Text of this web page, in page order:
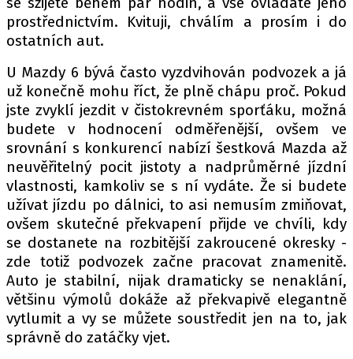
prostřednictvím. Kvituji, chválím a prosím i do
ostatních aut.
U Mazdy 6 bývá často vyzdvihován podvozek a já
už konečně mohu říct, že plně chápu proč. Pokud
jste zvyklí jezdit v čistokrevném sporťáku, možná
budete v hodnocení odměřenější, ovšem ve
srovnání s konkurencí nabízí šestková Mazda až
neuvěřitelný pocit jistoty a nadprůměrné jízdní
vlastnosti, kamkoliv se s ní vydáte. Že si budete
užívat jízdu po dálnici, to asi nemusím zmiňovat,
ovšem skutečné překvapení přijde ve chvíli, kdy
se dostanete na rozbitější zakroucené okresky -
zde totiž podvozek začne pracovat znamenitě.
Auto je stabilní, nijak dramaticky se nenaklání,
většinu výmolů dokáže až překvapivě elegantně
vytlumit a vy se můžete soustředit jen na to, jak
správně do zatáčky vjet.